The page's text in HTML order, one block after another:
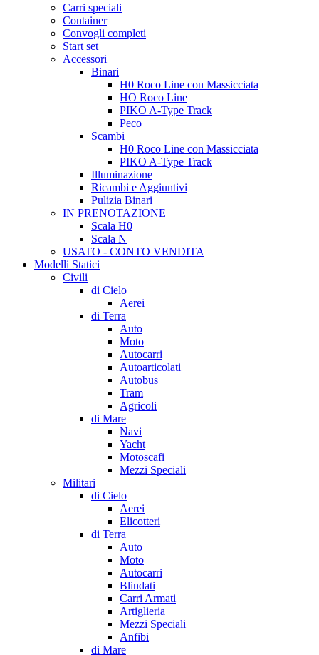
Carri speciali
Container
Convogli completi
Start set
Accessori
Binari
H0 Roco Line con Massicciata
HO Roco Line
PIKO A-Type Track
Peco
Scambi
H0 Roco Line con Massicciata
PIKO A-Type Track
Illuminazione
Ricambi e Aggiuntivi
Pulizia Binari
IN PRENOTAZIONE
Scala H0
Scala N
USATO - CONTO VENDITA
Modelli Statici
Civili
di Cielo
Aerei
di Terra
Auto
Moto
Autocarri
Autoarticolati
Autobus
Tram
Agricoli
di Mare
Navi
Yacht
Motoscafi
Mezzi Speciali
Militari
di Cielo
Aerei
Elicotteri
di Terra
Auto
Moto
Autocarri
Blindati
Carri Armati
Artiglieria
Mezzi Speciali
Anfibi
di Mare